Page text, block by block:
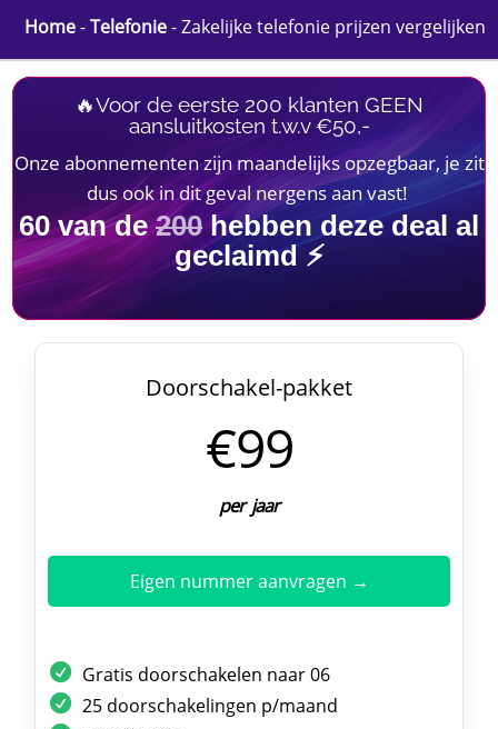
Home-Telefonie-Zakelijke telefonie prijzen vergelijken
🔥Voor de eerste 200 klanten GEEN
aansluitkosten t.w.v €50,-
Onze abonnementen zijn maandelijks opzegbaar, je zit
dus ook in dit geval nergens aan vast!
60van de200hebben deze deal al
geclaimd ⚡
Doorschakel-pakket
€99
per jaar
Eigen nummer aanvragen →
Gratis doorschakelen naar 06
25 doorschakelingen p/maand